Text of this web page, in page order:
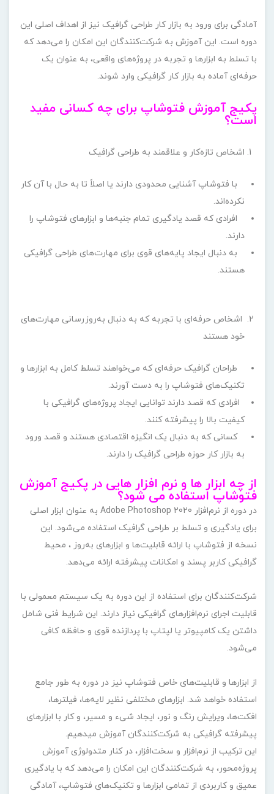
آمادگی برای ورود به بازار کار طراحی گرافیک نیز از اهداف اصلی این
دوره است. این آموزش به شرکت‌کنندگان این امکان را می‌دهد که
با تسلط به ابزارها و تجربه در پروژه‌های واقعی، به عنوان یک
حرفه‌ای آماده به بازار کار گرافیکی وارد شوند.
پکیج آموزش فتوشاپ برای چه کسانی مفید
است؟
اشخاص تازه‌کار و علاقمند به طراحی گرافیک
با فتوشاپ آشنایی محدودی دارند یا اصلاً تا به حال با آن کار
نکرده‌اند.
افرادی که قصد یادگیری تمام جنبه‌ها و ابزارهای فتوشاپ را
دارند.
به دنبال ایجاد پایه‌های قوی برای مهارت‌های طراحی گرافیکی
هستند.
اشخاص حرفه‌ای با تجربه که به دنبال به‌روزرسانی مهارت‌های
خود هستند
طراحان گرافیک حرفه‌ای که می‌خواهند تسلط کامل به ابزارها و
تکنیک‌های فتوشاپ را به دست آورند.
افرادی که قصد دارند توانایی ایجاد پروژه‌های گرافیکی با
کیفیت بالا را پیشرفته کنند.
کسانی که به دنبال یک انگیزه اقتصادی هستند و قصد ورود
به بازار کار حوزه طراحی گرافیک را دارند.
از چه ابزار ها و نرم افزار هایی در پکیج آموزش
فتوشاپ استفاده می شود؟
در دوره از نرم‌افزار Adobe Photoshop 2020 به عنوان ابزار اصلی
برای یادگیری و تسلط بر طراحی گرافیک استفاده می‌شود. این
نسخه از فتوشاپ با ارائه قابلیت‌ها و ابزارهای به‌روز ، محیط
گرافیکی کاربر پسند و امکانات پیشرفته ارائه می‌دهد.
شرکت‌کنندگان برای استفاده از این دوره به یک سیستم معمولی با
قابلیت اجرای نرم‌افزارهای گرافیکی نیاز دارند. این شرایط فنی شامل
داشتن یک کامپیوتر یا لپتاپ با پردازنده قوی و حافظه کافی
می‌شود.
از ابزارها و قابلیت‌های خاص فتوشاپ نیز در دوره به طور جامع
استفاده خواهد شد. ابزارهای مختلفی نظیر لایه‌ها، فیلترها،
افکت‌ها، ویرایش رنگ و نور، ایجاد شیء و مسیر، و کار با ابزارهای
پیشرفته گرافیکی به شرکت‌کنندگان آموزش میدهیم.
این ترکیب از نرم‌افزار و سخت‌افزار، در کنار متدولوژی آموزش
پروژه‌محور، به شرکت‌کنندگان این امکان را می‌دهد که با یادگیری
عمیق و کاربردی از تمامی ابزارها و تکنیک‌های فتوشاپ، آمادگی